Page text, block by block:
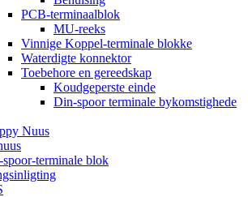
PCB-terminaalblok
MU-reeks
Vinnige Koppel-terminale blokke
Waterdigte konnektor
Toebehore en gereedskap
Koudgeperste einde
Din-spoor terminale bykomstighede
Nuus
terminale blok